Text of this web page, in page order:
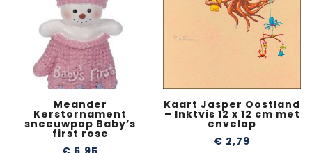
Meander
Kerstornament
sneeuwpop Baby’s
first rose
Kaart Jasper Oostland
– Inktvis 12 x 12 cm met
envelop
€ 2,79